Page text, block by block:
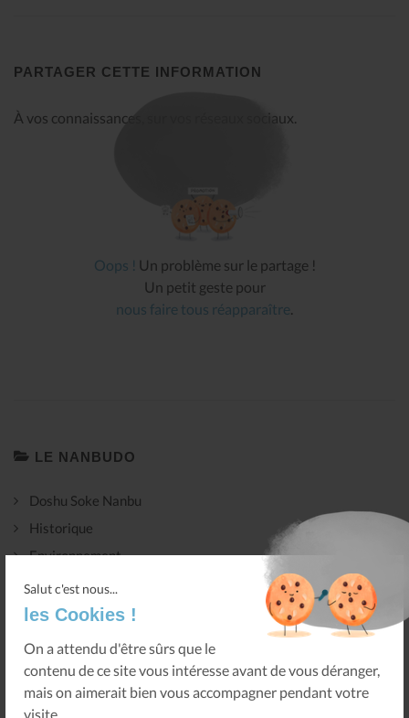
Salut c'est nous...
les Cookies !
On a attendu d'être sûrs que le
contenu de ce site vous intéresse avant de vous déranger,
mais on aimerait bien vous accompagner pendant votre
visite...
PARTAGER CETTE INFORMATION
À vos connaissances, sur vos réseaux sociaux.
Oops ! Un problème sur le partage !
Un petit geste pour
nous faire tous réapparaître.
LE NANBUDO
Doshu Soke Nanbu
Historique
Environnement
Pratique
Compétition
Étiquette